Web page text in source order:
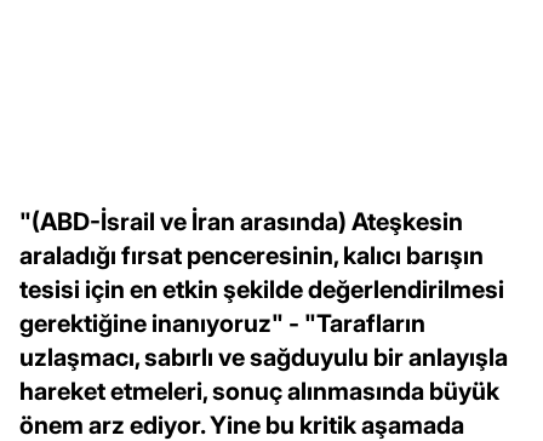
"(ABD-İsrail ve İran arasında) Ateşkesin
araladığı fırsat penceresinin, kalıcı barışın
tesisi için en etkin şekilde değerlendirilmesi
gerektiğine inanıyoruz" - "Tarafların
uzlaşmacı, sabırlı ve sağduyulu bir anlayışla
hareket etmeleri, sonuç alınmasında büyük
önem arz ediyor. Yine bu kritik aşamada